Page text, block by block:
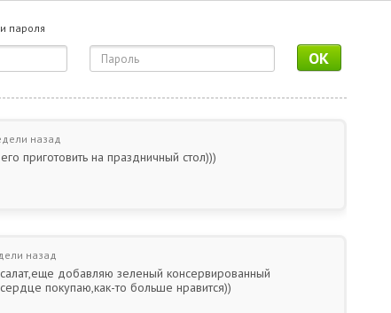
пароля
OK
назад
приготовить на праздничный стол)))
назад
добавляю зеленый консервированный
покупаю,как-то больше нравится))